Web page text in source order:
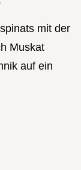
mit der
Muskat
auf ein